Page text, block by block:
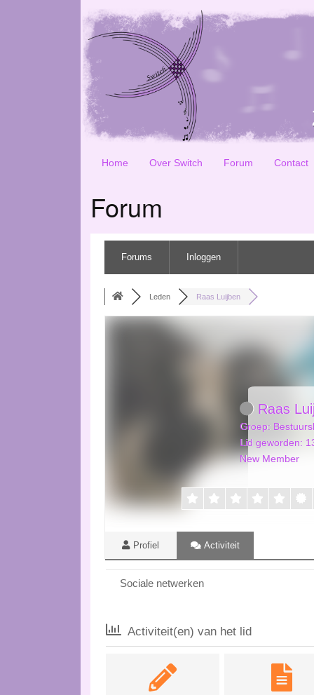
Home Over Switch Forum Contact
Forum
Forums Inloggen
Leden Raas Luijben
Raas
Groep:
Lid geworden:
New Member
Profiel Activiteit
Sociale netwerken
Activiteit(en) van het lid